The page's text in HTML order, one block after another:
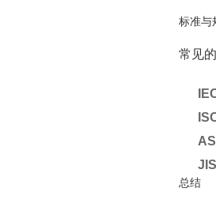
标准与
常见
总结